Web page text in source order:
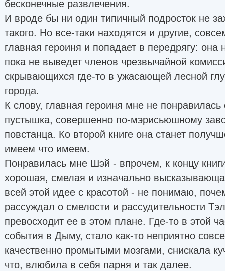
бесконечные развлечения.
И вроде бы ни один типичный подросток не
такого. Но все-таки находятся и другие,
главная героиня и попадает в передрягу: она
пока не выведет членов чрезвычайной
скрывающихся где-то в ужасающей лесной
города.
К слову, главная героиня мне не
пустышка, совершенно по-мэрисьюшному
повстанца. Ко второй книге она станет
имеем что имеем.
Понравилась мне Шэй - впрочем, к концу
хорошая, смелая и изначально
всей этой идее с красотой - не понимаю,
рассуждал о смелости и рассудительности
превосходит ее в этом плане. Где-то в этой
события в Дыму, стало как-то неприятно
качественно промытыми мозгами, снискала
что, влюбила в себя парня и так далее.